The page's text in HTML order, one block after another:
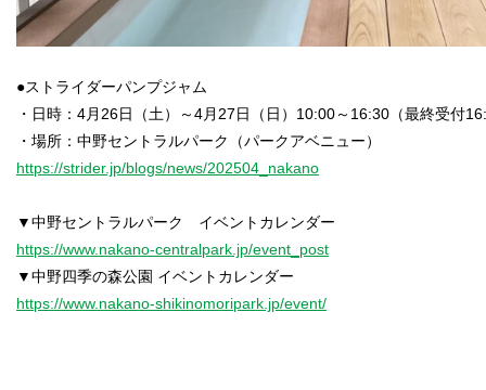
●ストライダーパンプジャム
・日時：4月26日（土）～4月27日（日）10:00～16:30（最終受付
https://strider.jp/blogs/news/202504_nakano
https://www.nakano-centralpark.jp/event_post
https://www.nakano-shikinomoripark.jp/event/